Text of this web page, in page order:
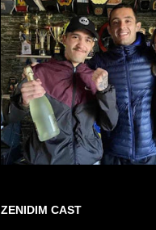
ZENIDIM CAST